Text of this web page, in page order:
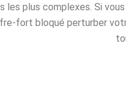
les plus complexes. Si
fort bloqué perturber